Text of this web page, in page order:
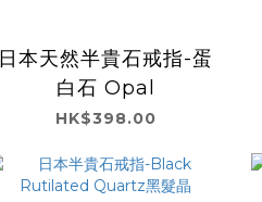
日本天然半貴石戒指-蛋
白石 Opal
HK$398.00